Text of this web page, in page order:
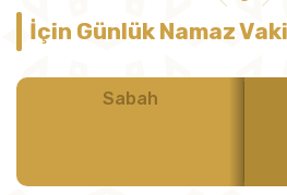
İçin Günlük Namaz
Sabah